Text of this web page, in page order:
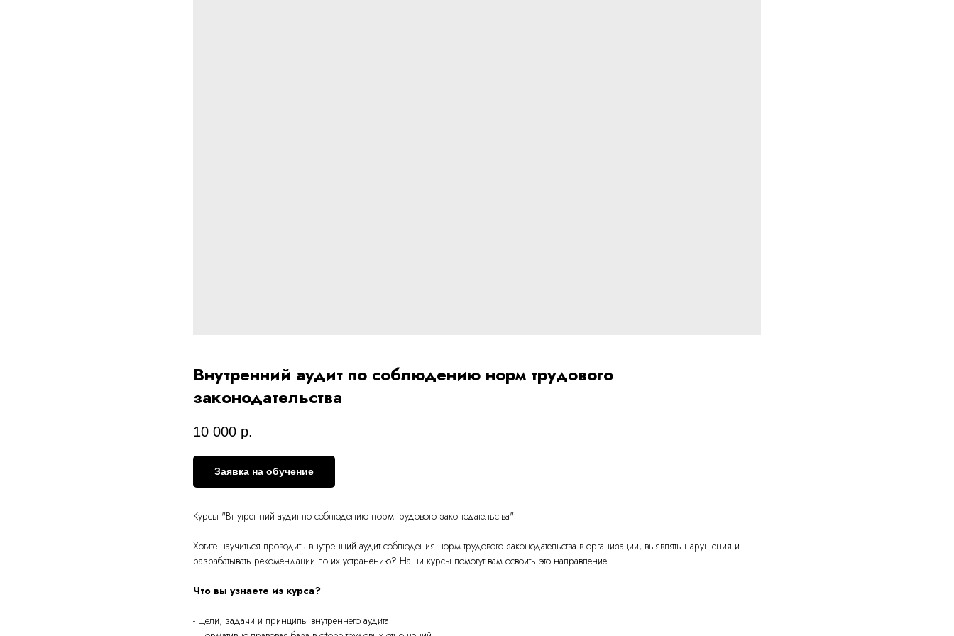
Внутренний аудит по соблюдению норм трудового
законодательства
10 000 р.
Заявка на обучение
Курсы "Внутренний аудит по соблюдению норм трудового законодательства"
Хотите научиться проводить внутренний аудит соблюдения норм трудового законодательства в организации, выявлять нарушения и
разрабатывать рекомендации по их устранению? Наши курсы помогут вам освоить это направление!
Что вы узнаете из курса?
- Цели, задачи и принципы внутреннего аудита